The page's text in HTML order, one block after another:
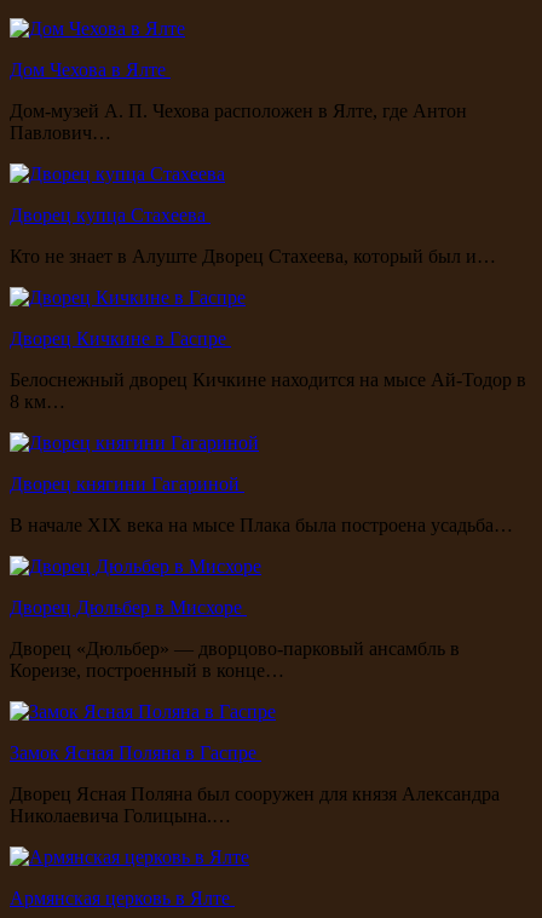
Дом Чехова в Ялте
Дом-музей А. П. Чехова расположен в Ялте, где Антон
Павлович…
Дворец купца Стахеева
Кто не знает в Алуште Дворец Стахеева, который был и…
Дворец Кичкине в Гаспре
Белоснежный дворец Кичкине находится на мысе Ай-Тодор в
8 км…
Дворец княгини Гагариной
В начале XIX века на мысе Плака была построена усадьба…
Дворец Дюльбер в Мисхоре
Дворец «Дюльбер» — дворцово-парковый ансамбль в
Кореизе, построенный в конце…
Замок Ясная Поляна в Гаспре
Дворец Ясная Поляна был сооружен для князя Александра
Николаевича Голицына.…
Армянская церковь в Ялте